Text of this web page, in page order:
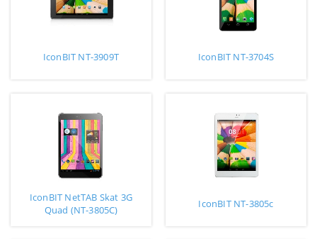
IconBIT NT-3909T IconBIT NT-3704S
IconBIT NetTAB Skat 3G
Quad (NT-3805C)
IconBIT NT-3805c